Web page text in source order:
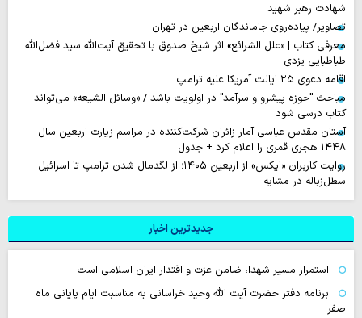
شهادت رهبر شهید
تصاویر/ پیاده‌روی جاماندگان اربعین در تهران
معرفی کتاب | «علل الشرائع» اثر شیخ صدوق با تحقیق آیت‌الله سید فضل‌الله
طباطبایی یزدی
اقامه دعوی ۲۵ ایالت آمریکا علیه ترامپ
مباحث "حوزه پیشرو و سرآمد" در اولویت باشد / «وسائل الشیعه» می‌تواند
کتاب درسی شود
آستان مقدس عباسی آمار زائران شرکت‌کننده در مراسم زیارت اربعین سال
۱۴۴۸ هجری قمری را اعلام کرد + جدول
روایت‌ کاربران «ایکس» از اربعین ۱۴۰۵؛ از لگدمال شدن ترامپ تا اسرائیل
سطل‌زباله‌ در مشایه
جدیدترین اخبار
استمرار مسیر شهدا، ضامن عزت و اقتدار ایران اسلامی است
برنامه دفتر حضرت آیت الله وحید خراسانی به مناسبت ایام پایانی ماه
صفر